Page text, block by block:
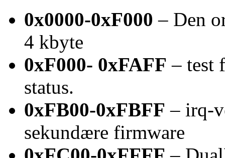
0x0000-0xF000 – Den
4 kbyte
0xF000- 0xFAFF – test
status.
0xFB00-0xFBFF – irq-
sekundære firmware